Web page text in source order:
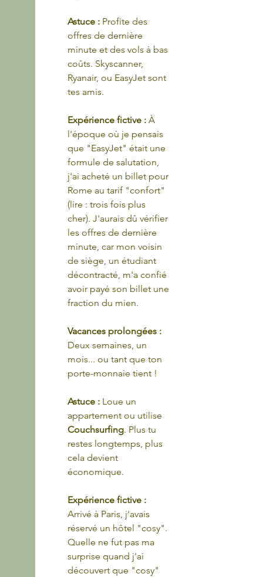
Astuce : Profite des
offres de dernière
minute et des vols à bas
coûts. Skyscanner,
Ryanair, ou EasyJet sont
tes amis.
Expérience fictive : À
l'époque où je pensais
que "EasyJet" était une
formule de salutation,
j'ai acheté un billet pour
Rome au tarif "confort"
(lire : trois fois plus
cher). J'aurais dû vérifier
les offres de dernière
minute, car mon voisin
de siège, un étudiant
décontracté, m'a confié
avoir payé son billet une
fraction du mien.
Vacances prolongées :
Deux semaines, un
mois... ou tant que ton
porte-monnaie tient !
Astuce : Loue un
appartement ou utilise
Couchsurfing. Plus tu
restes longtemps, plus
cela devient
économique.
Expérience fictive :
Arrivé à Paris, j'avais
réservé un hôtel "cosy".
Quelle ne fut pas ma
surprise quand j'ai
découvert que "cosy"